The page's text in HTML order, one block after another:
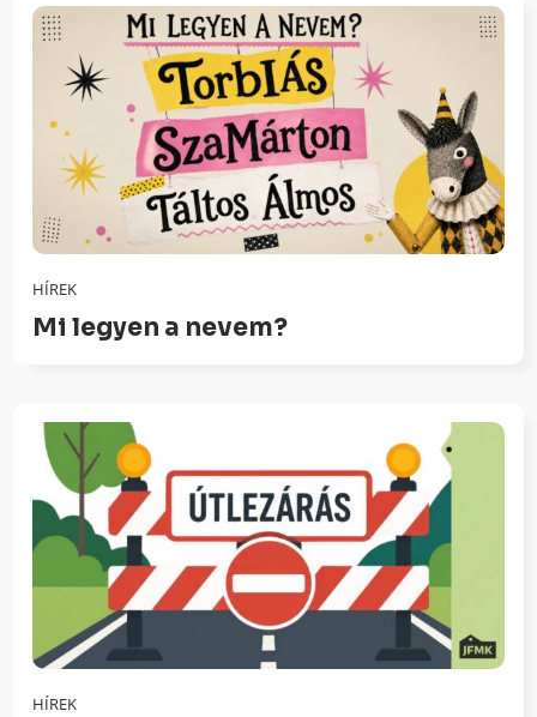
HÍREK
Mi legyen a nevem?
HÍREK